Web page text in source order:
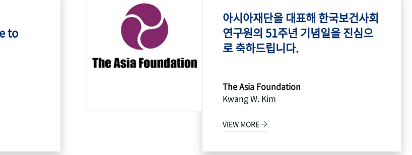
to
아시아재단을 대표해 한국보건사회
연구원의 51주년 기념일을 진심으
로 축하드립니다.
The Asia Foundation
Kwang W. Kim
VIEW MORE